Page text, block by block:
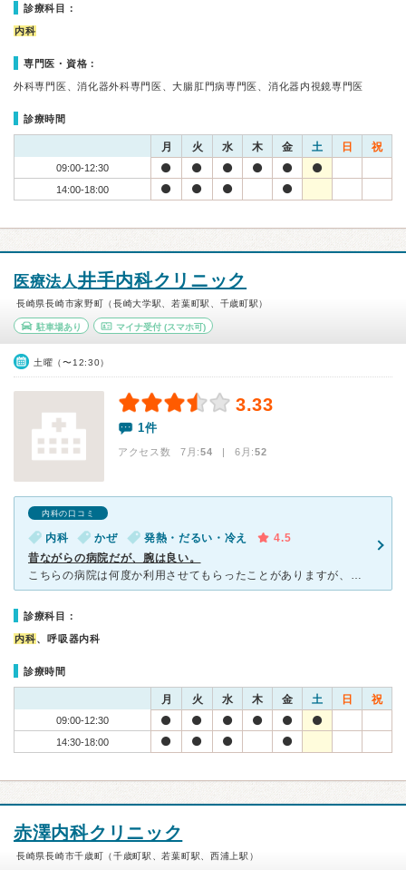
診療科目：
内科
専門医・資格：
外科専門医、消化器外科専門医、大腸肛門病専門医、消化器内視鏡専門医
診療時間
月 火 水 木 金 土 日 祝
09:00-12:30
14:00-18:00
医療法人井手内科クリニック
長崎県長崎市家野町（長崎大学駅、若葉町駅、千歳町駅）
駐車場あり マイナ受付(スマホ可)
土曜（〜12:30）
3.33
1件
アクセス数 7月:54 | 6月:52
内科の口コミ
内科 かぜ 発熱・だるい・冷え
4.5
昔ながらの病院だが、腕は良い。
こちらの病院は何度か利用させてもらったことがありますが、患者さんが多い時と少ない時とあり、比較的あまり待たずに診察してもらえると思います。先生はとてもサバサバしている年配の先生ですが、診断はいつもとて
診療科目：
内科、呼吸器内科
診療時間
月 火 水 木 金 土 日 祝
09:00-12:30
14:30-18:00
赤澤内科クリニック
長崎県長崎市千歳町（千歳町駅、若葉町駅、西浦上駅）